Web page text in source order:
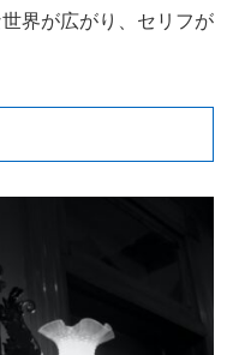
界が広がり、セリフが